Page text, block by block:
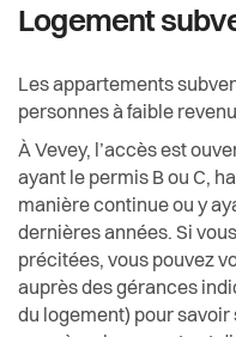
Vivre à Vevey
Associations
Culture
Durabilité et énergie
Economie et
Enfance et écoles
Logement
Aide individuelle au
Association suisse
Etablissement
les éléments
Administration
Vie politique
Actualités
Pilier public
Logement
Les appartements
personnes à faible
À Vevey, l’accès est
ayant le permis B ou C,
manière continue ou y
dernières années. Si
précitées, vous pouvez
auprès des gérances
du logement) pour savoir